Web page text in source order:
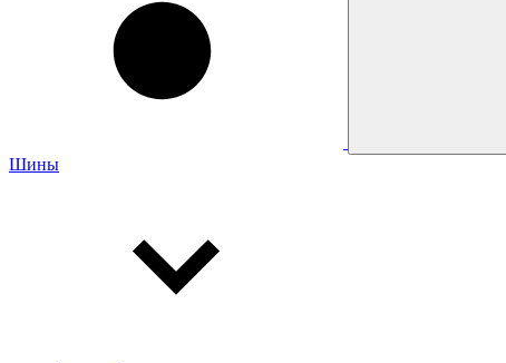
Шины